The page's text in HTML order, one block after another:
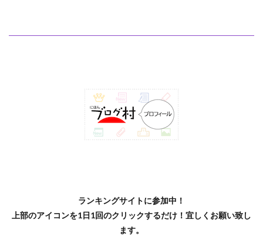
ランキングサイトに参加中！
上部のアイコンを1日1回のクリックするだけ！宜しくお願い致し
ます。